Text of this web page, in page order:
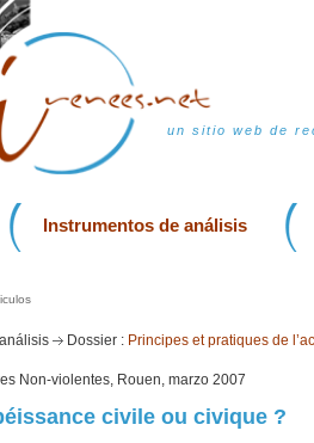
un sitio web de
Instrumentos de análisis
Dossier : Principes et pratiques de
Non-violentes, Rouen, marzo 2007
civile ou civique ?